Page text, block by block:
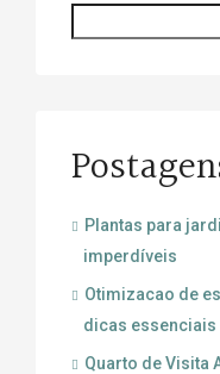
Plantas para
imperdíveis
Otimizacao de
dicas essenciais
Quarto de Visita